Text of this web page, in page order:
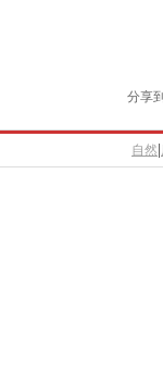
分享
自然